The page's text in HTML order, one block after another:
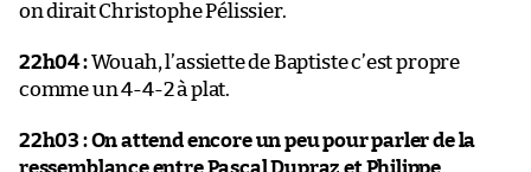
on dirait Christophe Pélissier.
22h04 :Wouah, l’assiette de Baptiste c’est propre
comme un 4-4-2 à plat.
22h03 : On attend encore un peu pour parler de la